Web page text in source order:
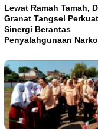
Lewat Ramah Tamah,
Granat Tangsel Perkuat
Sinergi Berantas
Penyalahgunaan